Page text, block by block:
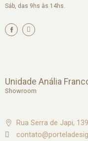
Sáb, das 9hs às 14hs.
I
n
s
m
Unidade Anália
Showroom
Rua Serra de Japi,